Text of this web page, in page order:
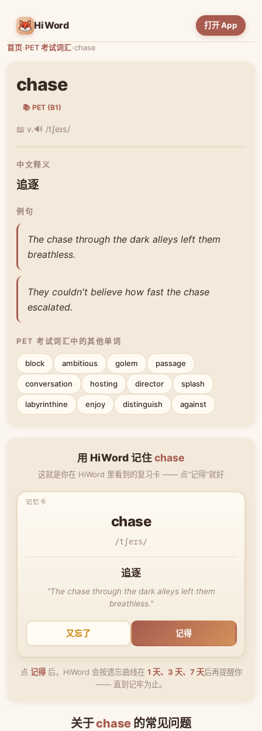
HiWord 打开 App
首页›PET 考试词汇›chase
chase
📚 PET (B1)
📖 v.🔊 /tʃeɪs/
中文释义
追逐
例句
The chase through the dark alleys left them
breathless.
They couldn't believe how fast the chase
escalated.
PET 考试词汇中的其他单词
block ambitious golem passage
conversation hosting director splash
labyrinthine enjoy distinguish against
用 HiWord 记住chase
这就是你在 HiWord 里看到的复习卡 —— 点"记得"就好
chase
/tʃeɪs/
追逐
"The chase through the dark alleys left them
breathless."
又忘了 记得
点 记得后，HiWord 会按遗忘曲线在 1 天、3 天、7 天后再提醒你
—— 直到记牢为止。
关于chase 的常见问题